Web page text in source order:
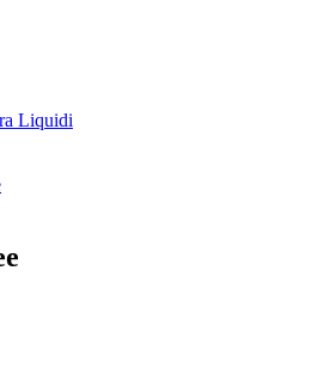
Liquidi